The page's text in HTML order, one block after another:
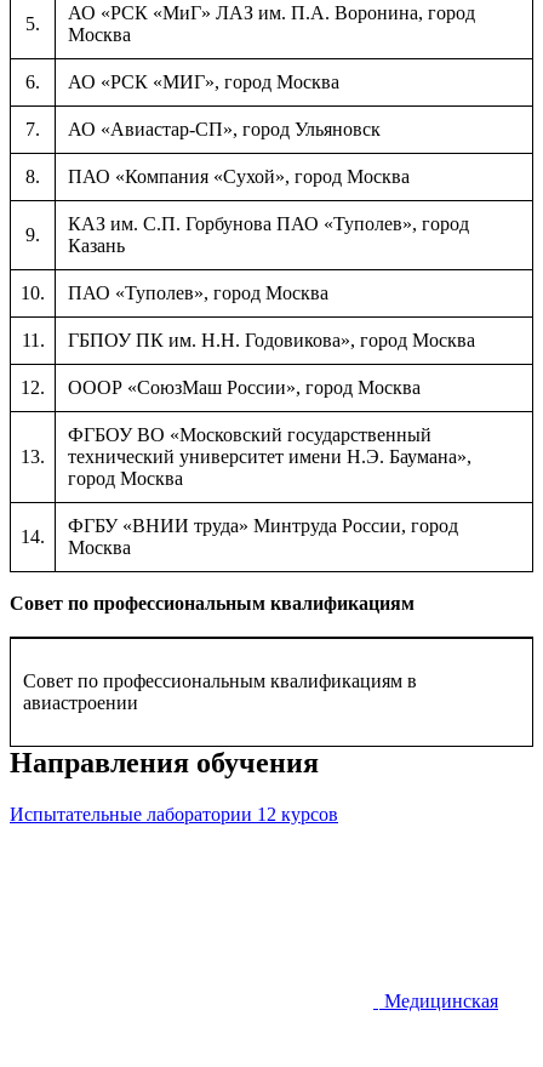
5.
АО «РСК «МиГ» ЛАЗ им. П.А. Воронина, город
Москва
6. АО «РСК «МИГ», город Москва
7. АО «Авиастар-СП», город Ульяновск
8. ПАО «Компания «Сухой», город Москва
9.
КАЗ им. С.П. Горбунова ПАО «Туполев», город
Казань
10. ПАО «Туполев», город Москва
11. ГБПОУ ПК им. Н.Н. Годовикова», город Москва
12. ОООР «СоюзМаш России», город Москва
13.
ФГБОУ ВО «Московский государственный
технический университет имени Н.Э. Баумана»,
город Москва
14.
ФГБУ «ВНИИ труда» Минтруда России, город
Москва
Совет по профессиональным квалификациям
Совет по профессиональным квалификациям в
авиастроении
Направления обучения
Испытательные лаборатории 12 курсов
Медицинская